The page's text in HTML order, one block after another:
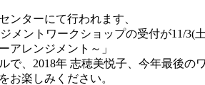
ンターにて行われます、
メントワークショップの受付が11/3(
アレンジメント～」
、2018年 志穂美悦子、今年最後の
お楽しみください。